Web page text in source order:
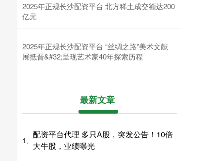
2025年正规长沙配资平台 北方稀土成交额达200
亿元
2025年正规长沙配资平台 “丝绸之路”美术文献
展抵晋&#32;呈现艺术家40年探索历程
最新文章
1、
配资平台代理 多只A股，突发公告！10倍
大牛股，业绩曝光